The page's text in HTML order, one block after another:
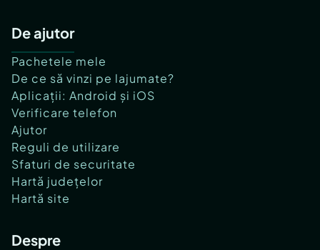
De ajutor
Pachetele mele
De ce să vinzi pe lajumate?
Aplicații: Android și iOS
Verificare telefon
Ajutor
Reguli de utilizare
Sfaturi de securitate
Hartă județelor
Hartă site
Despre